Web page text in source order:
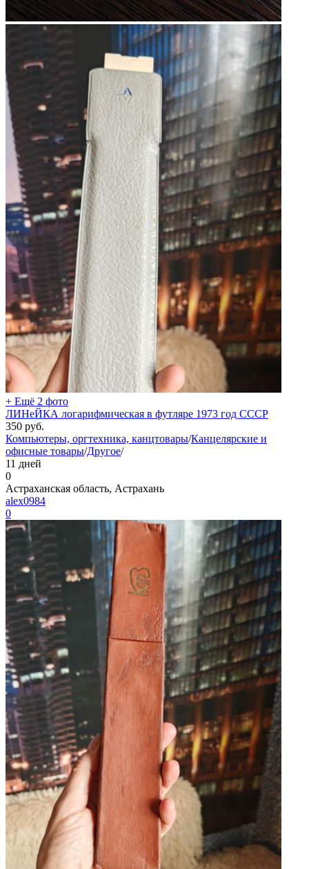
+ Ещё 2 фото
ЛИНеЙКА логарифмическая в футляре 1973 год СССР
350 руб.
Компьютеры, оргтехника, канцтовары/Канцелярские и
офисные товары/Другое/
11 дней
0
Астраханская область, Астрахань
alex0984
0